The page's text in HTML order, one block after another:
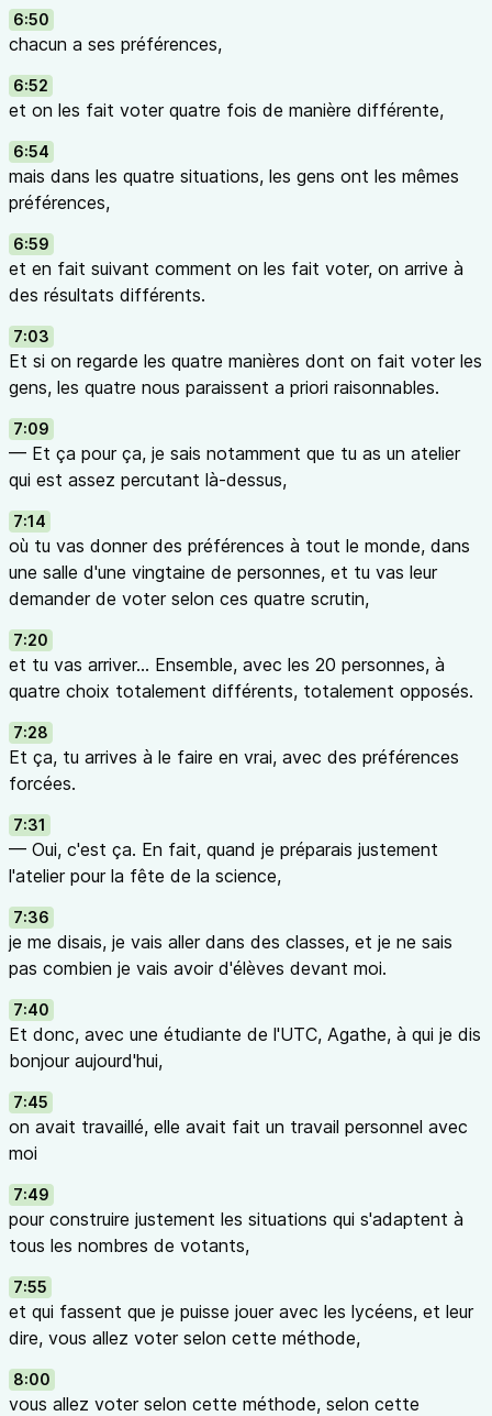
6:50
chacun a ses préférences,
6:52
et on les fait voter quatre fois de manière différente,
6:54
mais dans les quatre situations, les gens ont les mêmes
préférences,
6:59
et en fait suivant comment on les fait voter, on arrive à
des résultats différents.
7:03
Et si on regarde les quatre manières dont on fait voter les
gens, les quatre nous paraissent a priori raisonnables.
7:09
— Et ça pour ça, je sais notamment que tu as un atelier
qui est assez percutant là-dessus,
7:14
où tu vas donner des préférences à tout le monde, dans
une salle d'une vingtaine de personnes, et tu vas leur
demander de voter selon ces quatre scrutin,
7:20
et tu vas arriver... Ensemble, avec les 20 personnes, à
quatre choix totalement différents, totalement opposés.
7:28
Et ça, tu arrives à le faire en vrai, avec des préférences
forcées.
7:31
— Oui, c'est ça. En fait, quand je préparais justement
l'atelier pour la fête de la science,
7:36
je me disais, je vais aller dans des classes, et je ne sais
pas combien je vais avoir d'élèves devant moi.
7:40
Et donc, avec une étudiante de l'UTC, Agathe, à qui je dis
bonjour aujourd'hui,
7:45
on avait travaillé, elle avait fait un travail personnel avec
moi
7:49
pour construire justement les situations qui s'adaptent à
tous les nombres de votants,
7:55
et qui fassent que je puisse jouer avec les lycéens, et leur
dire, vous allez voter selon cette méthode,
8:00
vous allez voter selon cette méthode, selon cette